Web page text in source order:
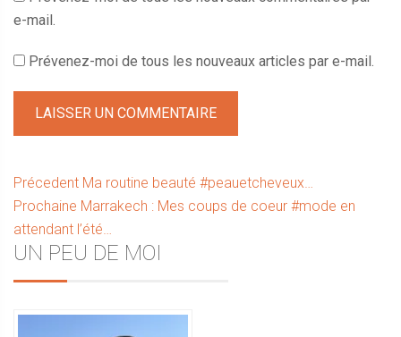
e-mail.
Prévenez-moi de tous les nouveaux articles par e-mail.
Navigation
de
l’article
Précedent Article
précédent :
Ma routine beauté #peauetcheveux…
Prochaine Article
suivant :
Marrakech : Mes coups de coeur #mode en
attendant l’été…
Sidebar
UN PEU DE MOI